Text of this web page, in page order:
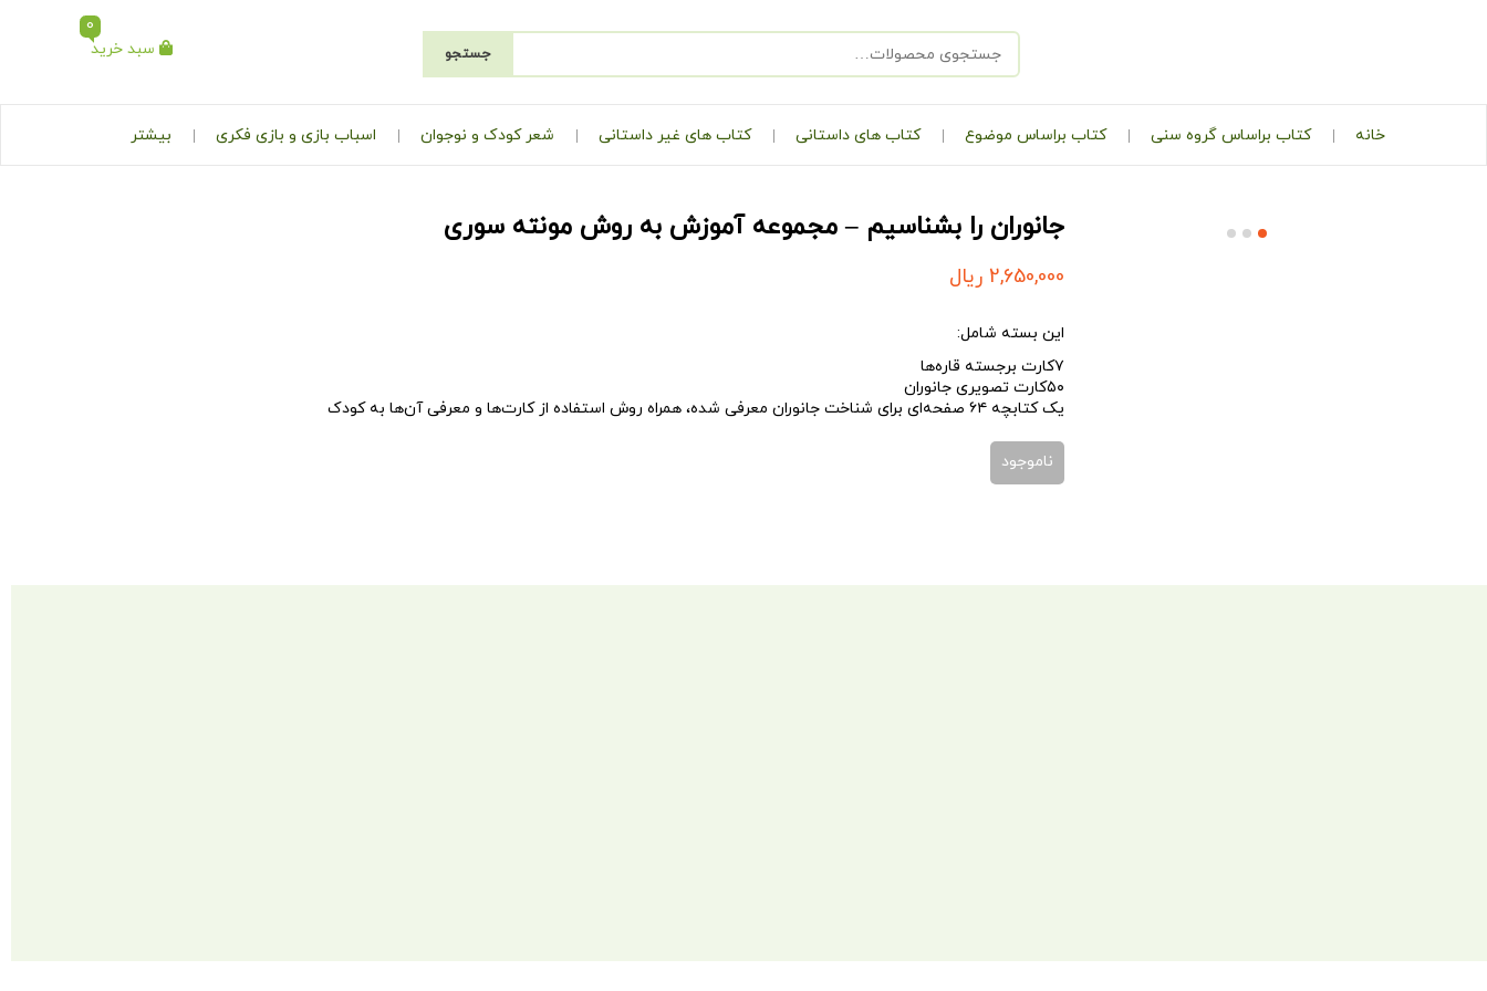
جستجو سبد خرید
0
خانه کتاب براساس گروه سنی کتاب براساس موضوع کتاب های داستانی کتاب های غیر داستانی شعر کودک و نوجوان اسباب بازی و بازی فکری بیشتر
جانوران را بشناسیم – مجموعه آموزش به روش مونته سوری
2,650,000 ریال
این بسته شامل:
۷کارت برجسته قاره‌ها
۵۰کارت تصویری جانوران
یک کتابچه ۶۴ صفحه‌ای برای شناخت جانوران معرفی شده، همراه روش استفاده از کارت‌ها و معرفی آن‌ها به کودک
ناموجود